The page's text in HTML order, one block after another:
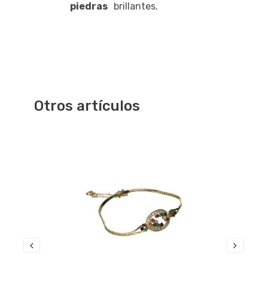
piedras brillantes.
Otros artículos